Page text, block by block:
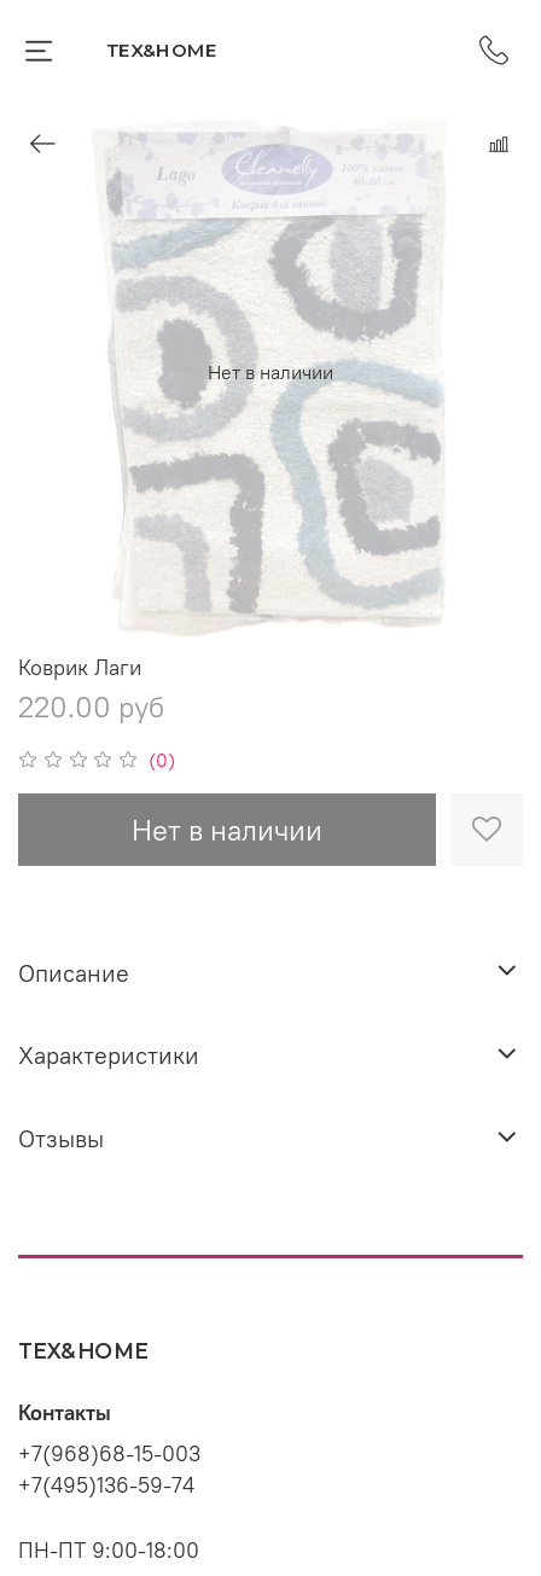
TEX&HOME
Нет в наличии
(0)
Коврик Лаги
220.00 руб
Нет в наличии
Описание
Характеристики
Отзывы
TEX&HOME
Контакты
+7(968)68-15-003
+7(495)136-59-74
ПН-ПТ 9:00-18:00